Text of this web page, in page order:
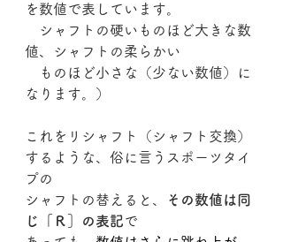
を数値で表しています。
シャフトの硬いものほど大きな数
値、シャフトの柔らかい
ものほど小さな（少ない数値）に
なります。）
これをリシャフト（シャフト交換）
するような、俗に言うスポーツタイ
プの
シャフトの替えると、
その数値は同
じ「Ｒ］の表記で